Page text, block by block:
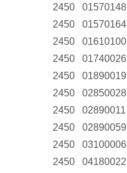
2450 01570148
2450 01570164
2450 01610100
2450 01740026
2450 01890019
2450 02850028
2450 02890011
2450 02890059
2450 03100006
2450 04180022